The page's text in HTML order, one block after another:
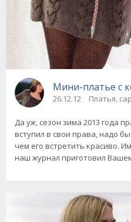
Мини-платье с
26.12.12 Платья,
Да уж, сезон зима 2013 года
вступил в свои права, надо
чем его встретить красиво.
наш журнал приготовил